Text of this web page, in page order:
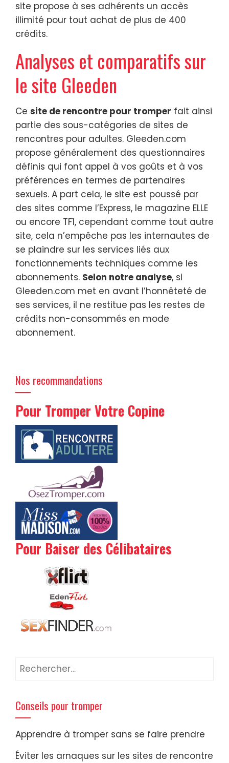
site propose à ses adhérents un accès
illimité pour tout achat de plus de 400
crédits.
Analyses et comparatifs sur
le site Gleeden
Ce site de rencontre pour tromper fait ainsi
partie des sous-catégories de sites de
rencontres pour adultes. Gleeden.com
propose généralement des questionnaires
définis qui font appel à vos goûts et à vos
préférences en termes de partenaires
sexuels. A part cela, le site est poussé par
des sites comme l’Express, le magazine ELLE
ou encore TF1, cependant comme tout autre
site, cela n’empêche pas les internautes de
se plaindre sur les services liés aux
fonctionnements techniques comme les
abonnements. Selon notre analyse, si
Gleeden.com met en avant l’honnêteté de
ses services, il ne restitue pas les restes de
crédits non-consommés en mode
abonnement.
Nos recommandations
Pour Tromper Votre Copine
Pour Baiser des Célibataires
Rechercher :
Conseils pour tromper
Apprendre à tromper sans se faire prendre
Éviter les arnaques sur les sites de rencontre